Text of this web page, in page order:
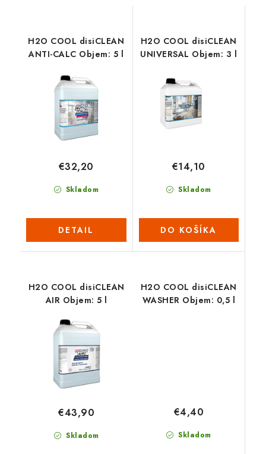
H2O COOL disiCLEAN
ANTI-CALC Objem: 5 l
Skladom
€32,20
DETAIL
H2O COOL disiCLEAN
UNIVERSAL Objem: 3 l
Skladom
€14,10
DO KOŠÍKA
H2O COOL disiCLEAN
AIR Objem: 5 l
Skladom
€43,90
H2O COOL disiCLEAN
WASHER Objem: 0,5 l
Skladom
€4,40